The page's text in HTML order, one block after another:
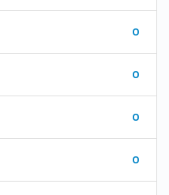
0
0
0
0